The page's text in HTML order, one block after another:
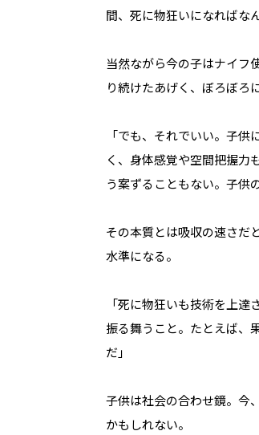
間、死に物狂いになればな
当然ながら今の子はナイフ
り続けたあげく、ぼろぼろ
「でも、それでいい。子
く、身体感覚や空間把握力
う案ずることもない。子供
その本質とは吸収の速さだ
水準になる。
「死に物狂いも技術を上
振る舞うこと。たとえば、
だ」
子供は社会の合わせ鏡。今
かもしれない。